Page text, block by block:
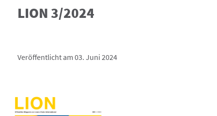
LION 3/2024
Veröffentlicht am 03. Juni 2024